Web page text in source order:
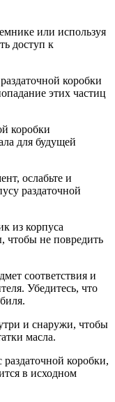
или используя
доступ к
коробки
этих частиц
коробки
для будущей
ослабьте и
раздаточной
из корпуса
чтобы не повредить
соответствия и
Убедитесь, что
и снаружи, чтобы
масла.
коробки,
в исходном